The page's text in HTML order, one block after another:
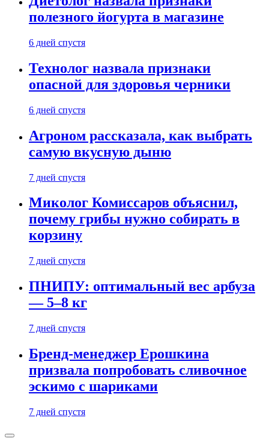
полезного йогурта в магазине
6 дней спустя
Технолог назвала признаки
опасной для здоровья черники
6 дней спустя
Агроном рассказала, как выбрать
самую вкусную дыню
7 дней спустя
Миколог Комиссаров объяснил,
почему грибы нужно собирать в
корзину
7 дней спустя
ПНИПУ: оптимальный вес арбуза
— 5–8 кг
7 дней спустя
Бренд-менеджер Ерошкина
призвала попробовать сливочное
эскимо с шариками
7 дней спустя